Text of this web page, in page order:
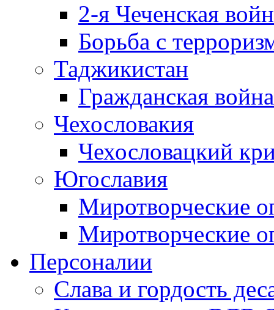
2-я Чеченская
Борьба с
Таджикистан
Гражданская
Чехословакия
Чехословацкий
Югославия
Миротворческие
Миротворческие
Персоналии
Слава и гордость